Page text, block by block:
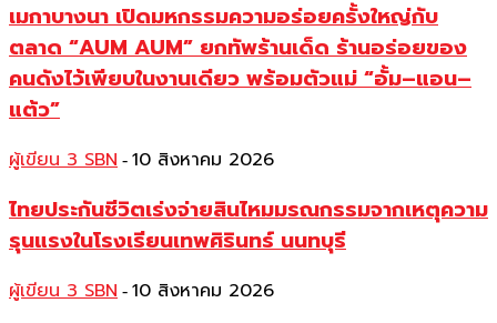
เมกาบางนา เปิดมหกรรมความอร่อยครั้งใหญ่กับ
ตลาด “AUM AUM” ยกทัพร้านเด็ด ร้านอร่อยของ
คนดังไว้เพียบในงานเดียว พร้อมตัวแม่ “อั้ม–แอน–
แต้ว”
ผู้เขียน 3 SBN - 10 สิงหาคม 2026
ไทยประกันชีวิตเร่งจ่ายสินไหมมรณกรรมจากเหตุความ
รุนแรงในโรงเรียนเทพศิรินทร์ นนทบุรี
ผู้เขียน 3 SBN - 10 สิงหาคม 2026